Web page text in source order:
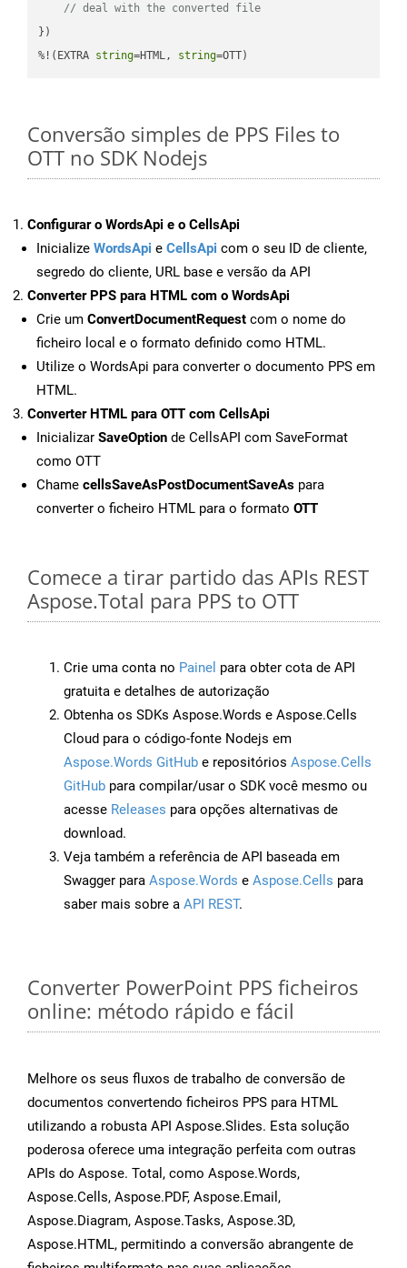
// deal with the converted file
})
%!(EXTRA string=HTML, string=OTT)
Conversão simples de PPS Files to
OTT no SDK Nodejs
Configurar o WordsApi e o CellsApi
Inicialize WordsApi e CellsApi com o seu ID de cliente,
segredo do cliente, URL base e versão da API
Converter PPS para HTML com o WordsApi
Crie um ConvertDocumentRequest com o nome do
ficheiro local e o formato definido como HTML.
Utilize o WordsApi para converter o documento PPS em
HTML.
Converter HTML para OTT com CellsApi
Inicializar SaveOption de CellsAPI com SaveFormat
como OTT
Chame cellsSaveAsPostDocumentSaveAs para
converter o ficheiro HTML para o formato OTT
Comece a tirar partido das APIs REST
Aspose.Total para PPS to OTT
Crie uma conta no Painel para obter cota de API
gratuita e detalhes de autorização
Obtenha os SDKs Aspose.Words e Aspose.Cells
Cloud para o código-fonte Nodejs em
Aspose.Words GitHub e repositórios Aspose.Cells
GitHub para compilar/usar o SDK você mesmo ou
acesse Releases para opções alternativas de
download.
Veja também a referência de API baseada em
Swagger para Aspose.Words e Aspose.Cells para
saber mais sobre a API REST.
Converter PowerPoint PPS ficheiros
online: método rápido e fácil
Melhore os seus fluxos de trabalho de conversão de
documentos convertendo ficheiros PPS para HTML
utilizando a robusta API Aspose.Slides. Esta solução
poderosa oferece uma integração perfeita com outras
APIs do Aspose. Total, como Aspose.Words,
Aspose.Cells, Aspose.PDF, Aspose.Email,
Aspose.Diagram, Aspose.Tasks, Aspose.3D,
Aspose.HTML, permitindo a conversão abrangente de